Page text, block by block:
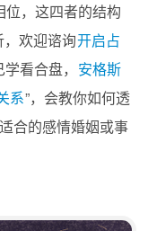
位，这四者的结构
欢迎谘询开启占
看合盘， 安格斯
系”，会教你如何透
合的感情婚姻或事